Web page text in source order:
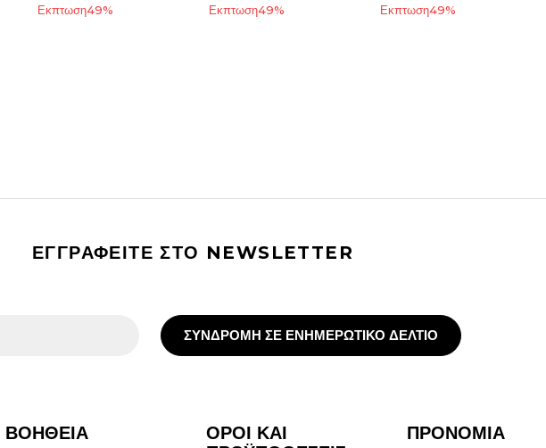
Εκπτωση49% Εκπτωση49% Εκπτωση49%
ΕΓΓΡΑΦΕΙΤΕ ΣΤΟ NEWSLETTER
ΣΥΝΔΡΟΜΗ ΣΕ ΕΝΗΜΕΡΩΤΙΚΟ ΔΕΛΤΙΟ
ΒΟΗΘΕΙΑ
ΟΡΟΙ ΚΑΙ
ΠΡΟΝΟΜΙΑ